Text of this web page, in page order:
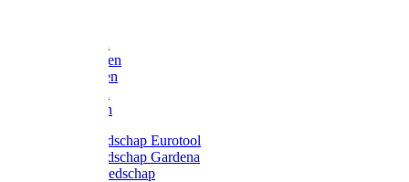
Gazonharken
Asfaltharken
Hooiharken
Handgereedschap Eurotool
Handgereedschap Gardena
Kindergereedschap